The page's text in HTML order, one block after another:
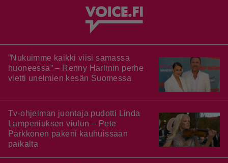
”Nukuimme kaikki viisi samassa
huoneessa” – Renny Harlinin perhe
vietti unelmien kesän Suomessa
Tv-ohjelman juontaja pudotti Linda
Lampeniuksen viulun – Pete
Parkkonen pakeni kauhuissaan
paikalta